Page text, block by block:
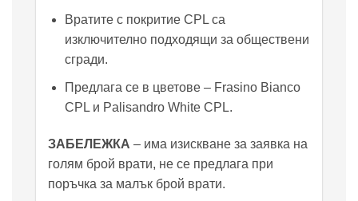
Вратите с покритие CPL са
изключително подходящи за обществени
сгради.
Предлага се в цветове– Frasino Bianco
CPL и Palisandro White CPL.
ЗАБЕЛЕЖКА – има изискване за заявка на
голям брой врати, не се предлага при
поръчка за малък брой врати.